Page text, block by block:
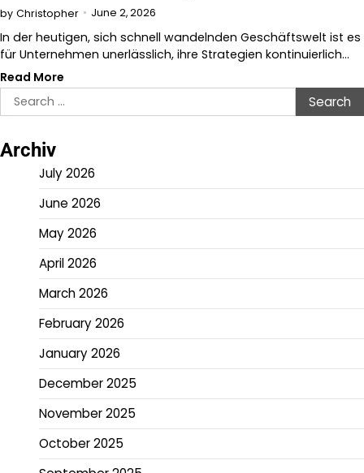
by Christopher June 2, 2026
In der heutigen, sich schnell wandelnden Geschäftswelt ist es
für Unternehmen unerlässlich, ihre Strategien kontinuierlich…
Read More
Search
for:
Archiv
July 2026
June 2026
May 2026
April 2026
March 2026
February 2026
January 2026
December 2025
November 2025
October 2025